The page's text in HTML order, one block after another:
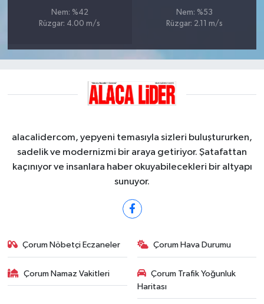
Nem: %42
Rüzgar: 4.00 m/s
Nem: %53
Rüzgar: 2.11 m/s
alacalidercom, yepyeni temasıyla sizleri buluştururken,
sadelik ve modernizmi bir araya getiriyor. Şatafattan
kaçınıyor ve insanlara haber okuyabilecekleri bir altyapı
sunuyor.
Çorum Nöbetçi Eczaneler Çorum Hava Durumu
Çorum Namaz Vakitleri
Çorum Trafik Yoğunluk
Haritası